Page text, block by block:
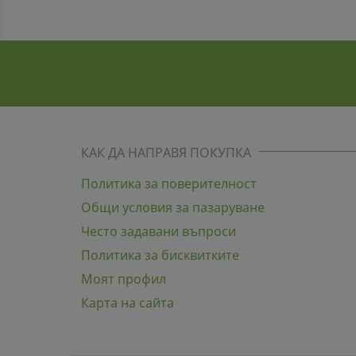
КАК ДА НАПРАВЯ ПОКУПКА
Политика за поверителност
Общи условия за пазаруване
Често задавани въпроси
Политика за бисквитките
Моят профил
Карта на сайта